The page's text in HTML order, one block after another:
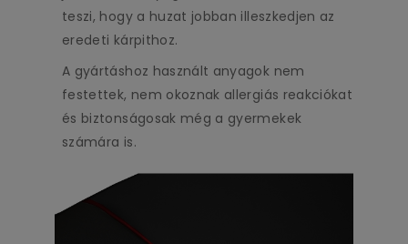
teszi, hogy a huzat jobban illeszkedjen az
eredeti kárpithoz.
A gyártáshoz használt anyagok nem
festettek, nem okoznak allergiás reakciókat
és biztonságosak még a gyermekek
számára is.